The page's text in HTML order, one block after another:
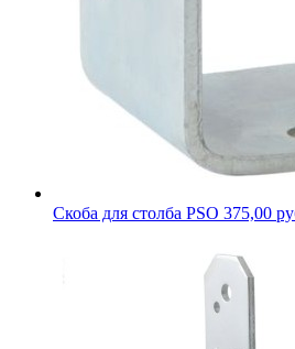
Скоба для столба PSO 375,00